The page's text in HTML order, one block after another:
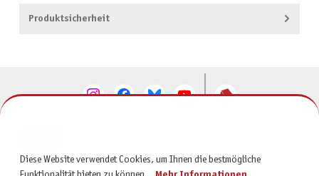
Produktsicherheit
SERVICE
Diese Website verwendet Cookies, um Ihnen die bestmögliche